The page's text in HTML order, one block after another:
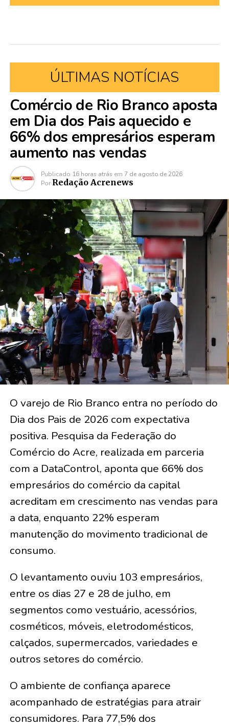
ÚLTIMAS NOTÍCIAS
Comércio de Rio Branco aposta
em Dia dos Pais aquecido e
66% dos empresários esperam
aumento nas vendas
Publicado 16 horas atrás em 7 de agosto de 2026
Por Redação Acrenews
O varejo de Rio Branco entra no período do
Dia dos Pais de 2026 com expectativa
positiva. Pesquisa da Federação do
Comércio do Acre, realizada em parceria
com a DataControl, aponta que 66% dos
empresários do comércio da capital
acreditam em crescimento nas vendas para
a data, enquanto 22% esperam
manutenção do movimento tradicional de
consumo.
O levantamento ouviu 103 empresários,
entre os dias 27 e 28 de julho, em
segmentos como vestuário, acessórios,
cosméticos, móveis, eletrodomésticos,
calçados, supermercados, variedades e
outros setores do comércio.
O ambiente de confiança aparece
acompanhado de estratégias para atrair
consumidores. Para 77,5% dos